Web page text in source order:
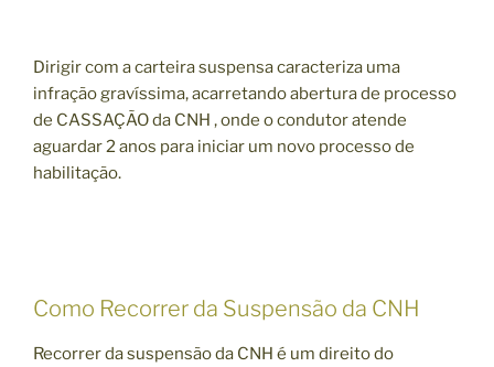
Dirigir com a carteira suspensa caracteriza uma
infração gravíssima, acarretando abertura de processo
de CASSAÇÃO da CNH , onde o condutor atende
aguardar 2 anos para iniciar um novo processo de
habilitação.
Como Recorrer da Suspensão da CNH
Recorrer da suspensão da CNH é um direito do